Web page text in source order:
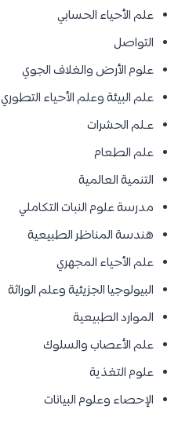
علم الأحياء الحسابي
التواصل
علوم الأرض والغلاف الجوي
علم البيئة وعلم الأحياء التطوري
عـلم الحشرات
علم الطعام
التنمية العالمية
مدرسة علوم النبات التكاملي
هندسة المناظر الطبيعية
علم الأحياء المجهري
البيولوجيا الجزيئية وعلم الوراثة
الموارد الطبيعية
علم الأعصابوالسلوك
علوم التغذية
الإحصاء وعلوم البيانات